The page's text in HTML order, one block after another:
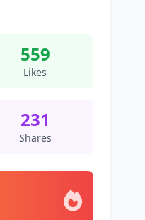
559
Likes
231
Shares